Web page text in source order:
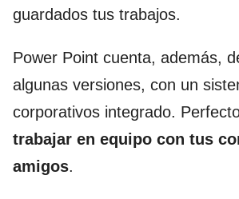
guardados tus trabajos.
Power Point cuenta, además,
algunas versiones, con un
corporativos integrado.
trabajar en equipo con tus
amigos.